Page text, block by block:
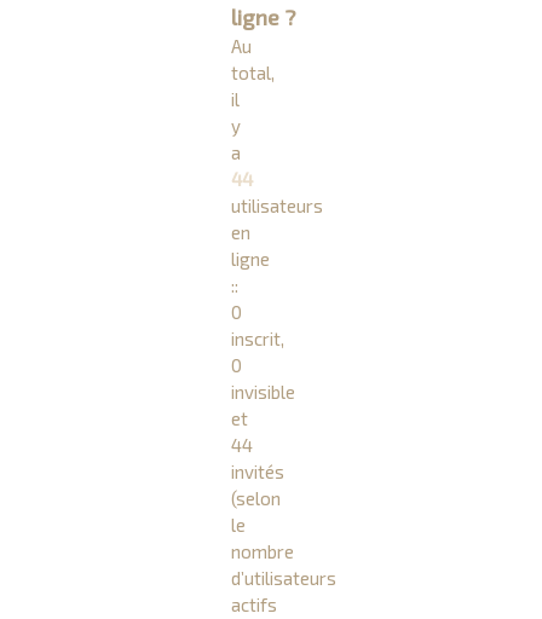
ligne ?
Au
total,
il
y
a
44
utilisateurs
en
ligne
::
0
inscrit,
0
invisible
et
44
invités
(selon
le
nombre
d’utilisateurs
actifs